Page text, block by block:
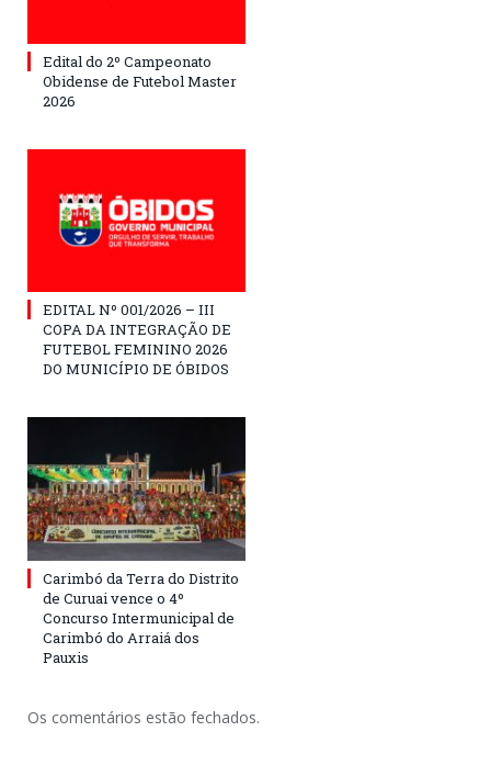
Edital do 2º Campeonato
Obidense de Futebol Master
2026
EDITAL Nº 001/2026 – III
COPA DA INTEGRAÇÃO DE
FUTEBOL FEMININO 2026
DO MUNICÍPIO DE ÓBIDOS
Carimbó da Terra do Distrito
de Curuai vence o 4º
Concurso Intermunicipal de
Carimbó do Arraiá dos
Pauxis
Os comentários estão fechados.